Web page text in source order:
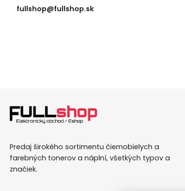
fullshop@fullshop.sk
Predaj širokého sortimentu čiernobielych a
farebných tonerov a náplní, všetkých typov a
značiek.